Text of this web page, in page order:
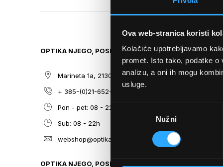
Ova web-stranica koristi
Kolačiće upotrebljavamo
promet. Isto tako, podatke
analizu, a oni ih mogu
usluge.
Odabir
Nužni
THE
THE
GALLERY
OPTIKA NJEGO, POSLOVNICA 1
Marineta 1a, 21300 Makarska
+ 385-(0)21-652-102
Pon - pet: 08 - 22h,
Sub: 08 - 22h
webshop@optikanjego.hr
OPTIKA NJEGO, POSLOVNICA 2
SITEMAP
O nama
Optika